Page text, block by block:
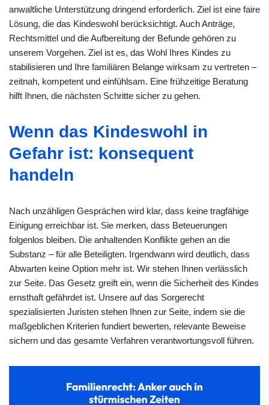
anwaltliche Unterstützung dringend erforderlich. Ziel ist eine faire
Lösung, die das Kindeswohl berücksichtigt. Auch Anträge,
Rechtsmittel und die Aufbereitung der Befunde gehören zu
unserem Vorgehen. Ziel ist es, das Wohl Ihres Kindes zu
stabilisieren und Ihre familiären Belange wirksam zu vertreten –
zeitnah, kompetent und einfühlsam. Eine frühzeitige Beratung
hilft Ihnen, die nächsten Schritte sicher zu gehen.
Wenn das Kindeswohl in
Gefahr ist: konsequent
handeln
Nach unzähligen Gesprächen wird klar, dass keine tragfähige
Einigung erreichbar ist. Sie merken, dass Beteuerungen
folgenlos bleiben. Die anhaltenden Konflikte gehen an die
Substanz – für alle Beteiligten. Irgendwann wird deutlich, dass
Abwarten keine Option mehr ist. Wir stehen Ihnen verlässlich
zur Seite. Das Gesetz greift ein, wenn die Sicherheit des Kindes
ernsthaft gefährdet ist. Unsere auf das Sorgerecht
spezialisierten Juristen stehen Ihnen zur Seite, indem sie die
maßgeblichen Kriterien fundiert bewerten, relevante Beweise
sichern und das gesamte Verfahren verantwortungsvoll führen.